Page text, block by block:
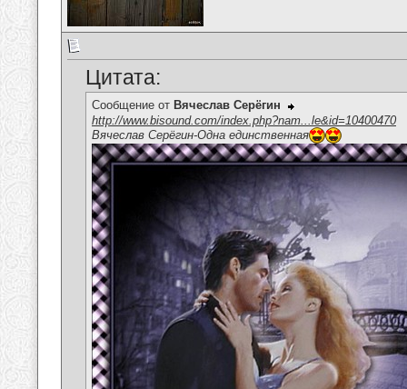
Цитата:
Сообщение от Вячеслав Серёгин
http://www.bisound.com/index.php?nam...le&id=10400470
Вячеслав Серёгин-Одна единственная